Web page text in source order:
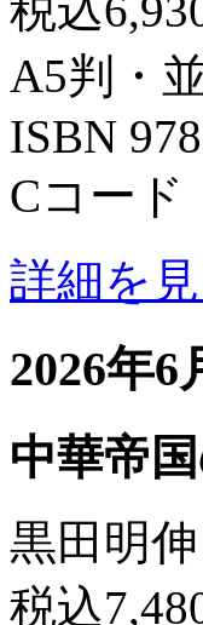
A5判・
ISBN
Cコー
詳細を
2026年6
中華帝
黒田明
税込